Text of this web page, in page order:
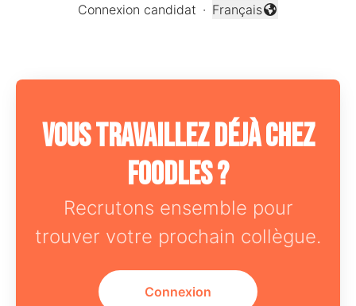
Connexion candidat ·
Changer la langue
Français
Vous travaillez déjà chez
Foodles ?
Recrutons ensemble pour
trouver votre prochain collègue.
Connexion